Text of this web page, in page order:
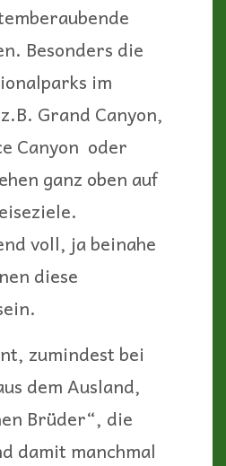
Besonders die
im
Grand Canyon,
Canyon oder
ganz oben auf
voll, ja beinahe
diese
zumindest bei
dem Ausland,
Brüder“, die
damit manchmal